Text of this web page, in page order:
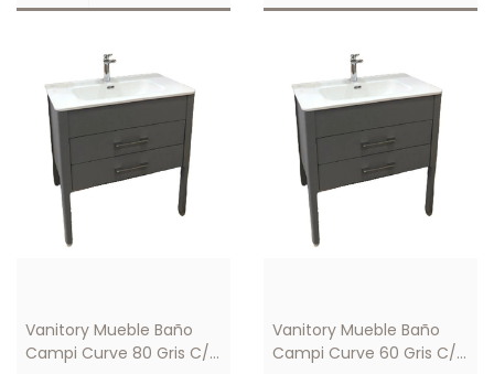
Vanitory Mueble Baño
Campi Curve 80 Gris C/
Vanitory Mueble Baño
Campi Curve 60 Gris C/